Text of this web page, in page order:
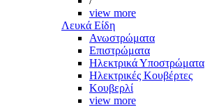
view more
Λευκά Είδη
Ανωστρώματα
Επιστρώματα
Ηλεκτρικά Υποστρώματα
Ηλεκτρικές Κουβέρτες
Κουβερλί
view more